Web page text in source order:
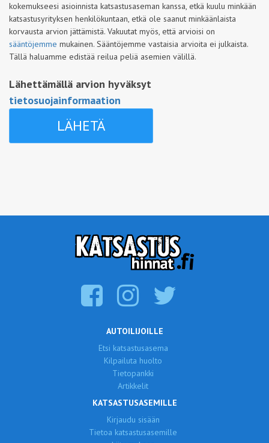
kokemukseesi asioinnista katsastusaseman kanssa, etkä kuulu minkään
katsastusyrityksen henkilökuntaan, etkä ole saanut minkäänlaista
korvausta arvion jättämistä. Vakuutat myös, että arvioisi on
sääntöjemme mukainen. Sääntöjemme vastaisia arvioita ei julkaista.
Tällä haluamme edistää reilua peliä asemien välillä.
Lähettämällä arvion hyväksyt
tietosuojainformaation
AUTOILIJOILLE
Etsi katsastusasema
Kilpailuta huolto
Tietopankki
Artikkelit
KATSASTUSASEMILLE
Kirjaudu sisään
Tietoa katsastusasemille